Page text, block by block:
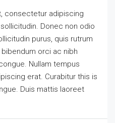
consectetur adipiscing
Donec non odio
purus, quis rutrum
orci ac nibh
Nullam tempus
erat. Curabitur this is
Duis mattis laoreet